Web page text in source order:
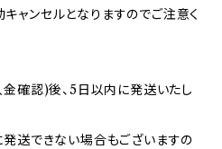
ャンセルとなりますのでご注意く
確認)後、5日以内に発送いたし
発送できない場合もございますの